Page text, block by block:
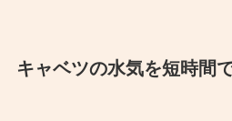
キャベツの水気を短時間